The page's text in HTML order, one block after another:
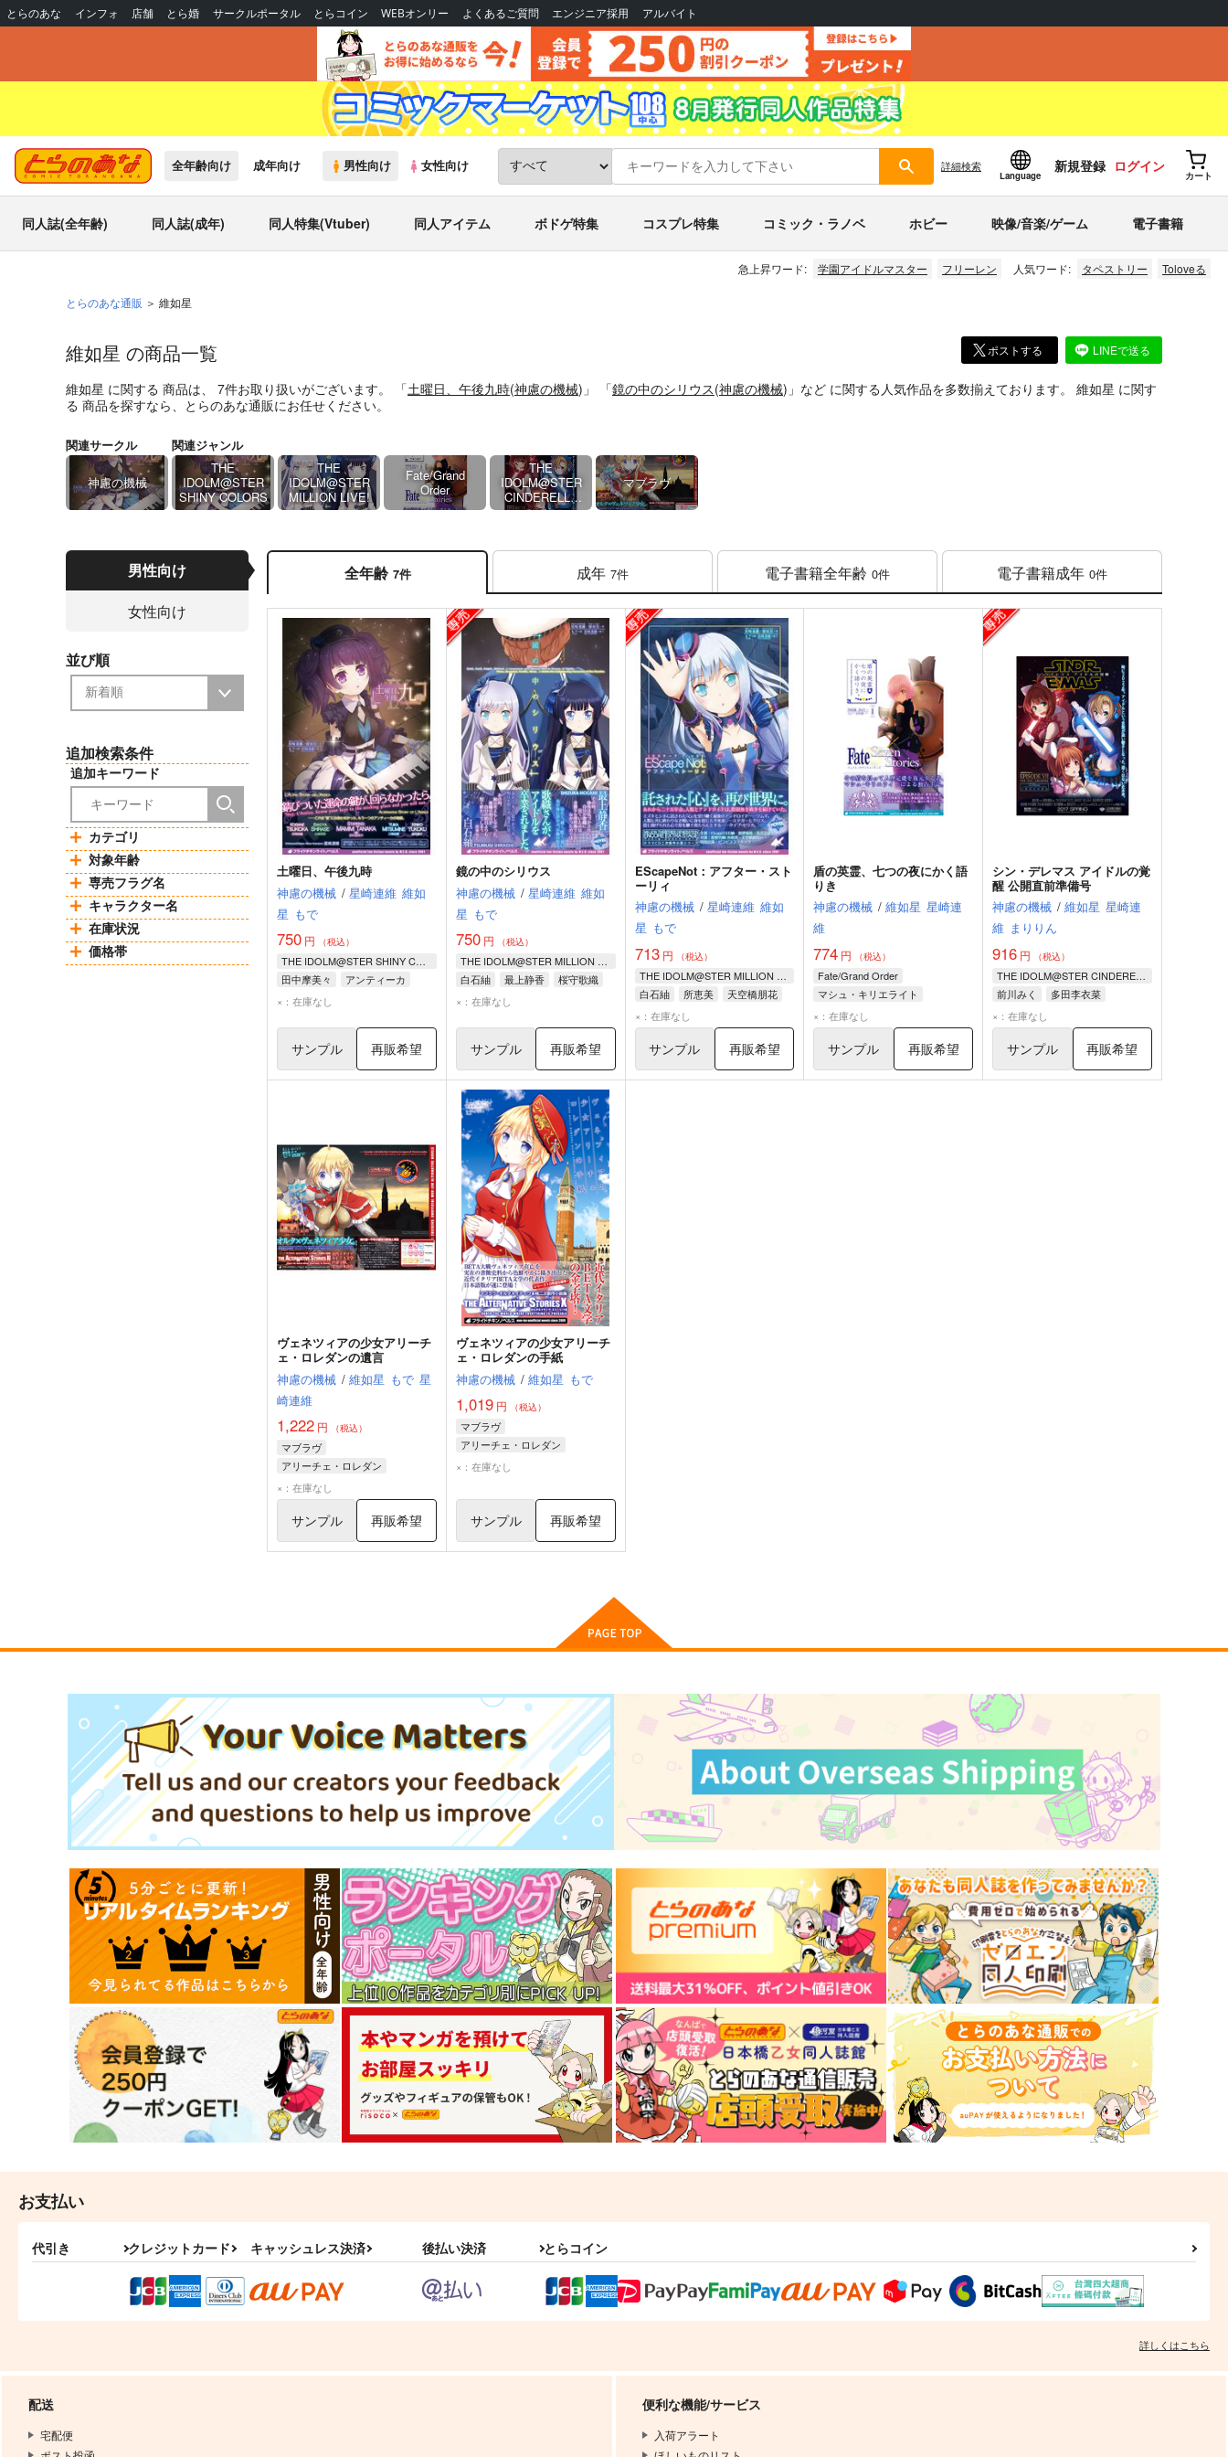
とらのあな インフォ 店舗 とら婚 サークルポータル とらコイン WEBオンリー よくあるご質問 エンジニア採用 アルバイト
全年齢向け 成年向け 男性向け 女性向け 詳細検索
Language
新規登録 ログイン
カート
同人誌(全年齢) 同人誌(成年) 同人特集(Vtuber) 同人アイテム ボドゲ特集 コスプレ特集 コミック・ラノベ ホビー 映像/音楽/ゲーム 電子書籍
急上昇ワード: 学園アイドルマスター フリーレン 人気ワード: タペストリー Toloveる
とらのあな通販 維如星
ポストする LINEで送る
維如星 の商品一覧
維如星 に関する 商品は、 7件お取り扱いがございます。 「土曜日、午後九時(神慮の機械)」 「鏡の中のシリウス(神慮の機械)」 など に関する人気作品を多数揃えております。 維如星 に関す
る 商品を探すなら、とらのあな通販にお任せください。
関連サークル
神慮の機械
関連ジャンル
THE
IDOLM@STER
SHINY COLORS
THE
IDOLM@STER
MILLION LIVE!
Fate/Grand
Order
THE
IDOLM@STER
CINDERELLA
GIRLS
マブラヴ
男性向け
女性向け
並び順
追加検索条件
追加キーワード
カテゴリ
対象年齢
専売フラグ名
キャラクター名
在庫状況
価格帯
全年齢 7件 成年 7件 電子書籍全年齢 0件 電子書籍成年 0件
土曜日、午後九時
神慮の機械 / 星崎連維 維如
星 もで
750 円 （税込）
THE IDOLM@STER SHINY COLORS
田中摩美々
アンティーカ
ノクチル
×：在庫なし
サンプル 再販希望
鏡の中のシリウス
神慮の機械 / 星崎連維 維如
星 もで
750円 （税込）
THE IDOLM@STER MILLION LIVE!
白石紬
最上静香
桜守歌織
×：在庫なし
サンプル 再販希望
EScapeNot：アフター・スト
ーリィ
神慮の機械 / 星崎連維 維如
星 もで
713円 （税込）
THE IDOLM@STER MILLION LIVE!
白石紬
所恵美
天空橋朋花
×：在庫なし
サンプル 再販希望
盾の英霊、七つの夜にかく語
りき
神慮の機械 / 維如星 星崎連
維
774 円 （税込）
Fate/Grand Order
マシュ・キリエライト
藤丸立香（ぐだ子）
×：在庫なし
サンプル 再販希望
シン・デレマス アイドルの覚
醒 公開直前準備号
神慮の機械 / 維如星 星崎連
維 まりりん
916 円 （税込）
THE IDOLM@STER CINDERELLA GIRLS
前川みく
多田李衣菜
×：在庫なし
サンプル 再販希望
ヴェネツィアの少女アリーチ
ェ・ロレダンの遺言
神慮の機械 / 維如星 もで 星
崎連維
1,222 円 （税込）
マブラヴ
アリーチェ・ロレダン
モニカ・ジアコーザ
×：在庫なし
サンプル 再販希望
ヴェネツィアの少女アリーチ
ェ・ロレダンの手紙
神慮の機械 / 維如星 もで
1,019円 （税込）
マブラヴ
アリーチェ・ロレダン
×：在庫なし
サンプル 再販希望
お支払い
代引き クレジットカード キャッシュレス決済 後払い決済 とらコイン
詳しくはこちら
配送
宅配便
便利な機能/サービス
入荷アラート